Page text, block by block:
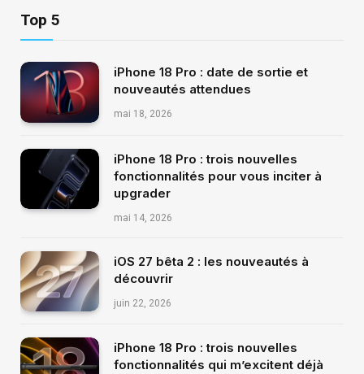
Top 5
iPhone 18 Pro : date de sortie et
nouveautés attendues
mai 18, 2026
iPhone 18 Pro : trois nouvelles
fonctionnalités pour vous inciter à
upgrader
mai 14, 2026
iOS 27 bêta 2 : les nouveautés à
découvrir
juin 22, 2026
iPhone 18 Pro : trois nouvelles
fonctionnalités qui m’excitent déjà